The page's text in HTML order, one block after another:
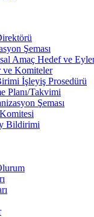
Şeması
Amaç Hedef ve
ve Komiteler
İşleyiş Prosedürü
Planı/Takvimi
Şeması
Bildirimi